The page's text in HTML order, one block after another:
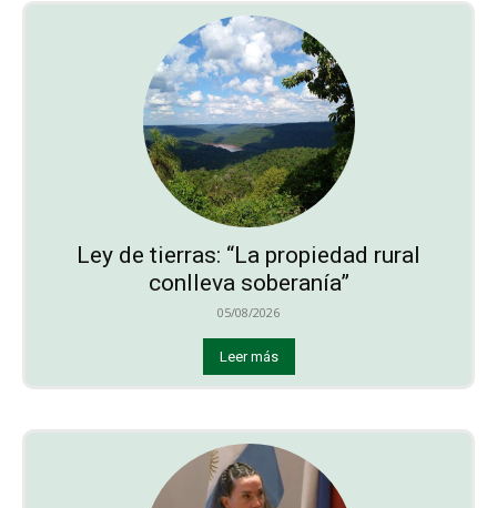
Ley de tierras: “La propiedad rural
conlleva soberanía”
05/08/2026
Leer más